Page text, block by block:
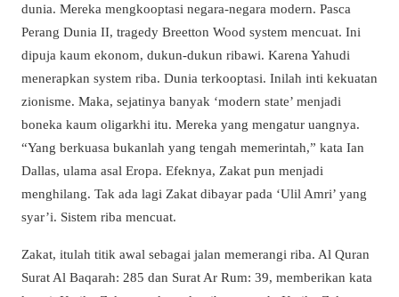
dunia. Mereka mengkooptasi negara-negara modern. Pasca
Perang Dunia II, tragedy Breetton Wood system mencuat. Ini
dipuja kaum ekonom, dukun-dukun ribawi. Karena Yahudi
menerapkan system riba. Dunia terkooptasi. Inilah inti kekuatan
zionisme. Maka, sejatinya banyak ‘modern state’ menjadi
boneka kaum oligarkhi itu. Mereka yang mengatur uangnya.
“Yang berkuasa bukanlah yang tengah memerintah,” kata Ian
Dallas, ulama asal Eropa. Efeknya, Zakat pun menjadi
menghilang. Tak ada lagi Zakat dibayar pada ‘Ulil Amri’ yang
syar’i. Sistem riba mencuat.
Zakat, itulah titik awal sebagai jalan memerangi riba. Al Quran
Surat Al Baqarah: 285 dan Surat Ar Rum: 39, memberikan kata